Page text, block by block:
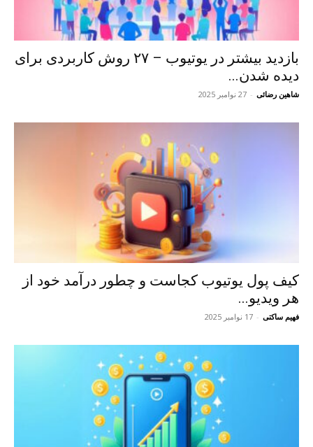
بازدید بیشتر در یوتیوب – ۲۷ روش کاربردی برای
دیده شدن...
شاهین رضائی - 27 نوامبر 2025
کیف پول یوتیوب کجاست و چطور درآمد خود از
هر ویدیو...
فهیم ساکتی - 17 نوامبر 2025